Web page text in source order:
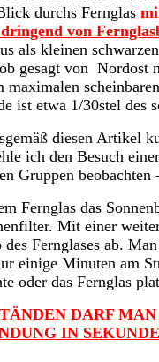
durchs Fernglas
von
als kleinen
gesagt von Nordost
ist etwa 1/30stel des
diesen Artikel
ich den Besuch
Gruppen
Fernglas das
Mit einer
Fernglases ab.
einige Minuten am
oder das Fernglas
DARF
IN